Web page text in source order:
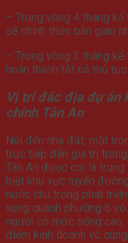
– Trong vòng 4 tháng
sẽ chính thức bàn giao
– Trong vòng 3 tháng
hoàn thành tất cả thủ
Vị trí đắc địa dự án
chính Tân An
Nói đến nhà đất, một
trực tiếp đến giá trị
Tân An được coi là
biệt khu vực tuyến
nước chú trọng phát
xung quanh phường 6
người có mức sống
điểm kinh doanh vô